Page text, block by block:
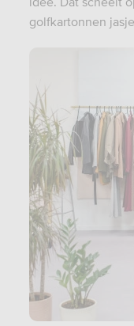
golfkartonnen